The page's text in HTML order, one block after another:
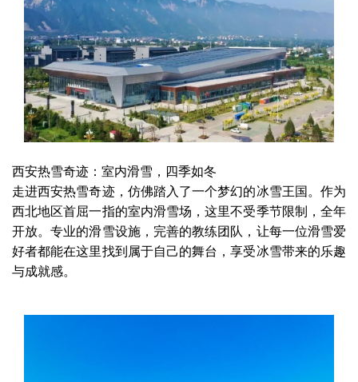
西安热雪奇迹：室内滑雪，四季如冬
走进西安热雪奇迹，仿佛踏入了一个梦幻的冰雪王国。作为
西北地区首屈一指的室内滑雪场，这里不受季节限制，全年
开放。专业的滑雪设施，完善的教练团队，让每一位滑雪爱
好者都能在这里找到属于自己的舞台，享受冰雪带来的乐趣
与成就感。